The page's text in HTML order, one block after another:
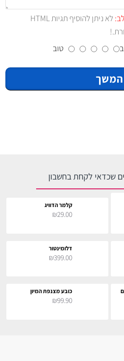
לא ניתן להוסיף תגיות HTML
טוב
המשך
שכדאי לקחת בחשבון
קלמר הדוויג
₪29.00
דלומינטור
₪399.00
כובע מצנפת המיון
₪99.90